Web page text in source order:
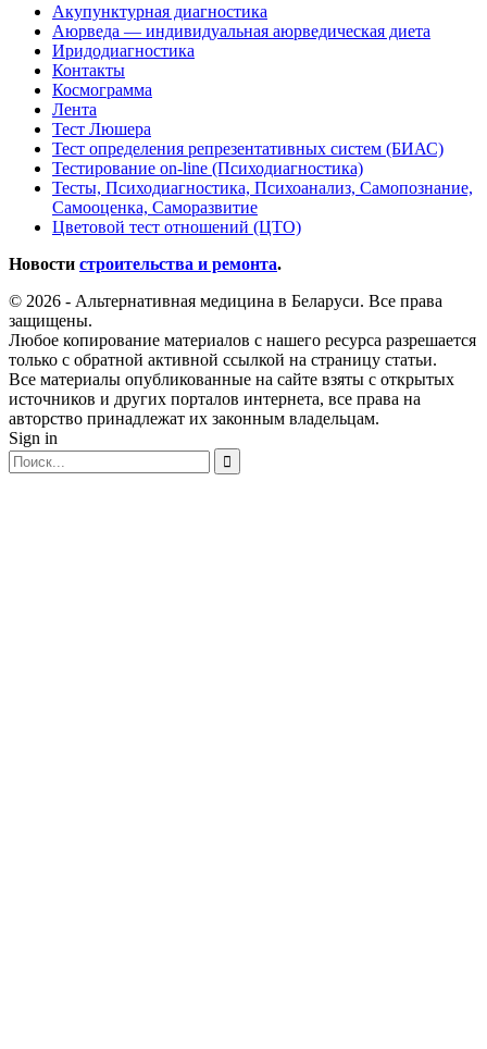
Акупунктурная диагностика
Аюрведа — индивидуальная аюрведическая диета
Иридодиагностика
Контакты
Космограмма
Лента
Тест Люшера
Тест определения репрезентативных систем (БИАС)
Тестирование on-line (Психодиагностика)
Тесты, Психодиагностика, Психоанализ, Самопознание,
Самооценка, Саморазвитие
Цветовой тест отношений (ЦТО)
Новости строительства и ремонта.
© 2026 - Альтернативная медицина в Беларуси. Все права
защищены.
Любое копирование материалов с нашего ресурса разрешается
только с обратной активной ссылкой на страницу статьи.
Все материалы опубликованные на сайте взяты с открытых
источников и других порталов интернета, все права на
авторство принадлежат их законным владельцам.
Sign in